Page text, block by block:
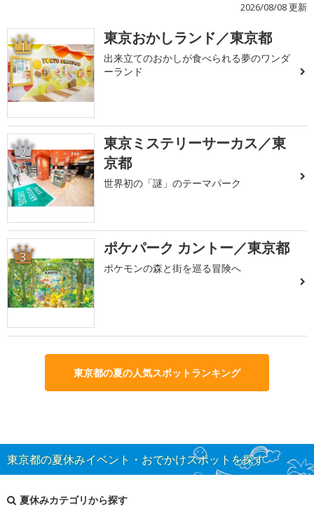
2026/08/08 更新
1 東京おかしランド／東京都
出来立てのおかしが食べられる夢のワンダ
ーランド
2
東京ミステリーサーカス／東
京都
世界初の「謎」のテーマパーク
3 ポケパーク カントー／東京都
ポケモンの森と街を巡る冒険へ
東京都の夏の人気スポットランキング
東京都の夏休みイベント・おでかけスポットを探す
夏休みカテゴリから探す